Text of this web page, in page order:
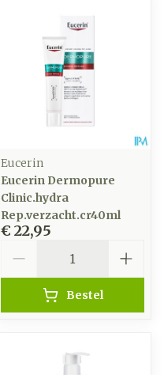
Eucerin
Eucerin Dermopure
Clinic.hydra
Rep.verzacht.cr40ml
€ 22,95
Bestel